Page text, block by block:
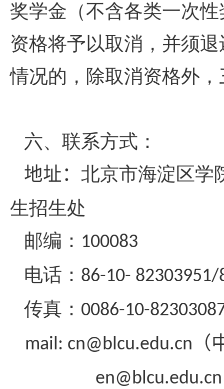
奖学金（不含各类一次
资格将予以取消，并须
情况的，除取消资格外
六、联系方式：
地址： 北京市海淀区学
生招生处
邮编： 100083
电话： 86-10- 82303951/
传真： 0086-10-
mail: cn@blcu.edu.cn （
en@blcu.edu.cn